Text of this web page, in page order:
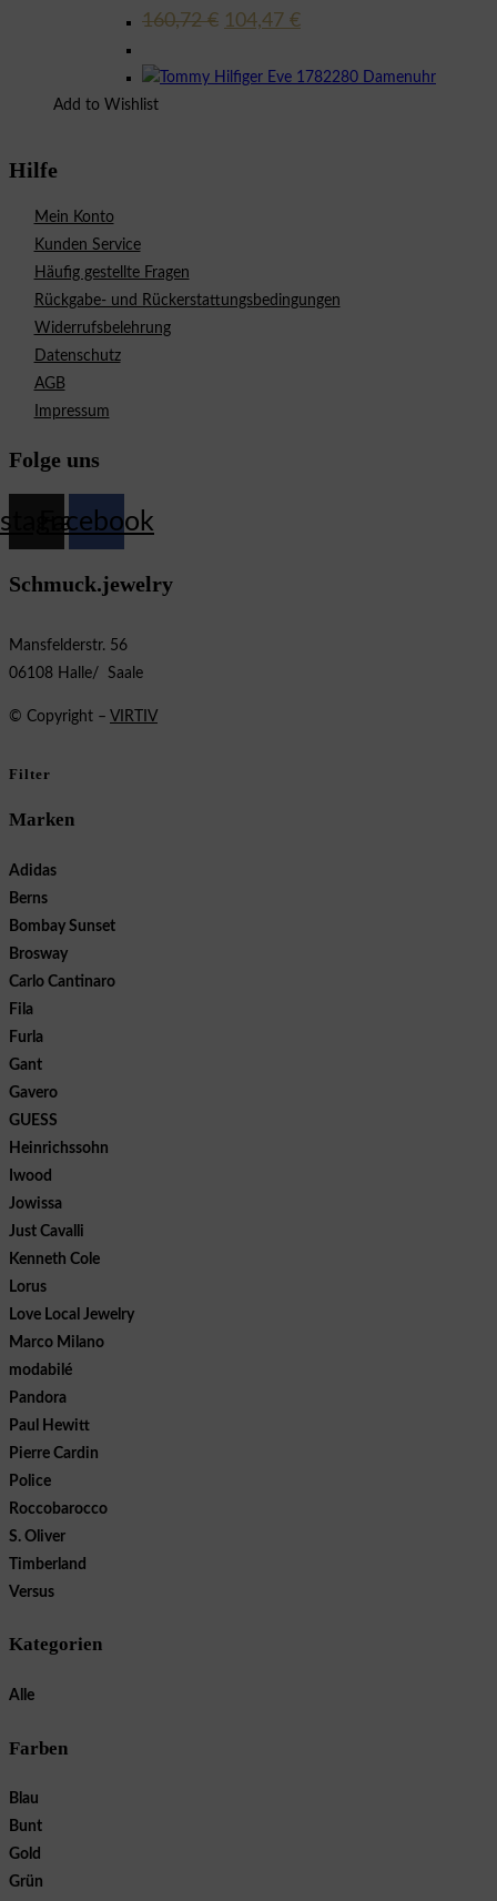
160,72€ Ursprünglicher
160,72 €
104,47 €Aktueller
104,47 €.
Add to Wishlist
Hilfe
Mein Konto
Kunden Service
Häufig gestellte Fragen
Rückgabe- und Rückerstattungsbedingungen
Widerrufsbelehrung
Datenschutz
AGB
Impressum
Folge uns
Facebook
Schmuck.jewelry
Mansfelderstr. 56
06108 Halle/ Saale
© Copyright – VIRTIV
Filter
Marken
Adidas
Berns
Bombay Sunset
Brosway
Carlo Cantinaro
Fila
Furla
Gant
Gavero
GUESS
Heinrichssohn
Iwood
Jowissa
Just Cavalli
Kenneth Cole
Lorus
Love Local Jewelry
Marco Milano
modabilé
Pandora
Paul Hewitt
Pierre Cardin
Police
Roccobarocco
S. Oliver
Timberland
Versus
Kategorien
Alle
Farben
Blau
Bunt
Gold
Grün